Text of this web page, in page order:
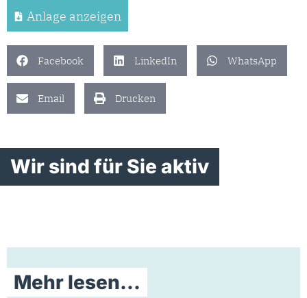
Anlage anzeigen
Facebook LinkedIn WhatsApp
Email Drucken
Wir sind für Sie aktiv
Mehr lesen...